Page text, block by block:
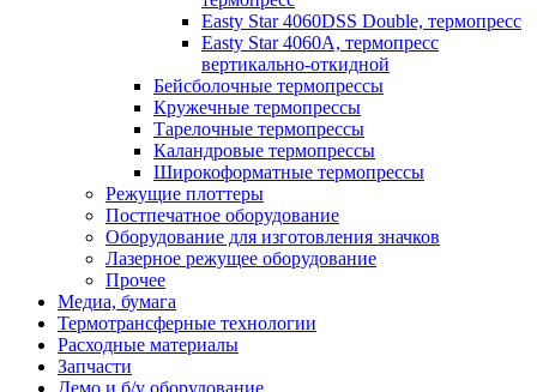
Easty Star 4060DSS Double, термопресс
Easty Star 4060A, термопресс
вертикально-откидной
Бейсболочные термопрессы
Кружечные термопрессы
Тарелочные термопрессы
Каландровые термопрессы
Широкоформатные термопрессы
Режущие плоттеры
Постпечатное оборудование
Оборудование для изготовления значков
Лазерное режущее оборудование
Прочее
Медиа, бумага
Термотрансферные технологии
Расходные материалы
Запчасти
Демо и б/у оборудование